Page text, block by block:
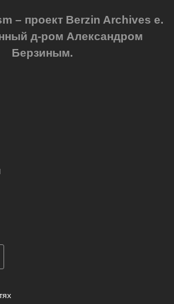
– проект Berzin Archives e.
д-ром Александром
Берзиным.